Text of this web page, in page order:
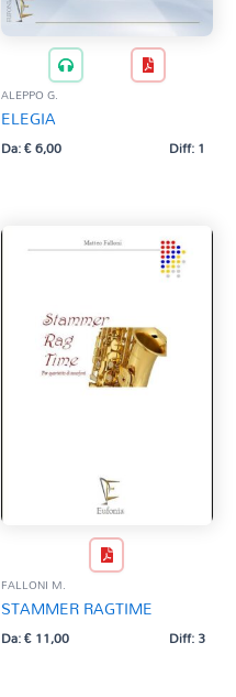
ALEPPO G.
ELEGIA
Da:€6,00 Diff: 1
FALLONI M.
STAMMER RAGTIME
Da:€11,00 Diff: 3